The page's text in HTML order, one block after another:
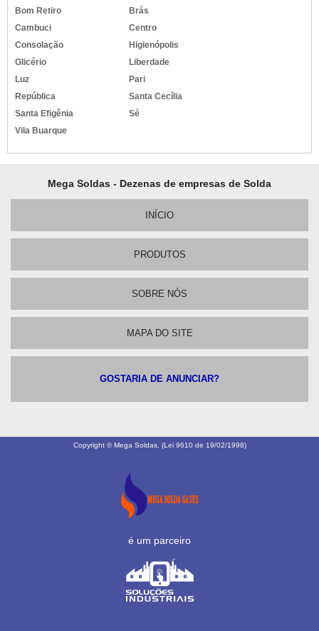
Bom Retiro
Brás
Cambuci
Centro
Consolação
Higienópolis
Glicério
Liberdade
Luz
Pari
República
Santa Cecília
Santa Efigênia
Sé
Vila Buarque
Mega Soldas - Dezenas de empresas de Solda
INÍCIO
PRODUTOS
SOBRE NÓS
MAPA DO SITE
GOSTARIA DE ANUNCIAR?
Copyright © Mega Soldas. (Lei 9610 de 19/02/1998)
é um parceiro